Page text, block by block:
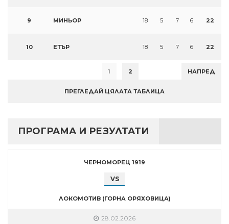
9 МИНЬОР 18 5 7 6 22
10 ЕТЪР 18 5 7 6 22
1 2 НАПРЕД
ПРЕГЛЕДАЙ ЦЯЛАТА ТАБЛИЦА
ПРОГРАМА И РЕЗУЛТАТИ
ЧЕРНОМОРЕЦ 1919
VS
ЛОКОМОТИВ (ГОРНА ОРЯХОВИЦА)
28.02.2026